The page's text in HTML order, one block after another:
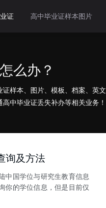
证 高中毕业证样本图片
么办？
样本、图片、模板、档案、英文
中毕业证丢失补办等相关业务！
询及方法
中国学位与研究生教育信息
你的学位信息，但是目前仅